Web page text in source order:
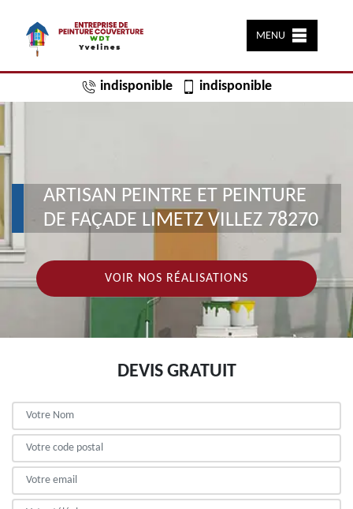
MENU
indisponible indisponible
ARTISAN PEINTRE ET PEINTURE
DE FAÇADE LIMETZ VILLEZ 78270
VOIR NOS RÉALISATIONS
DEVIS GRATUIT